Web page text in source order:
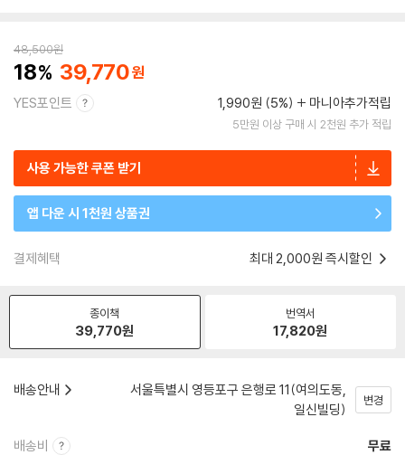
48,500원
18 39,770
YES포인트 1,990원 (5%) 마니아추가적립
5만원 이상 구매 시 2천원 추가 적립
사용 가능한 쿠폰 받기
앱 다운 시 1천원 상품권
결제혜택 최대 2,000원 즉시할인
종이책
39,770원
번역서
17,820원
배송안내
서울특별시 영등포구 은행로 11(여의도동,
일신빌딩)
변경
배송비 무료